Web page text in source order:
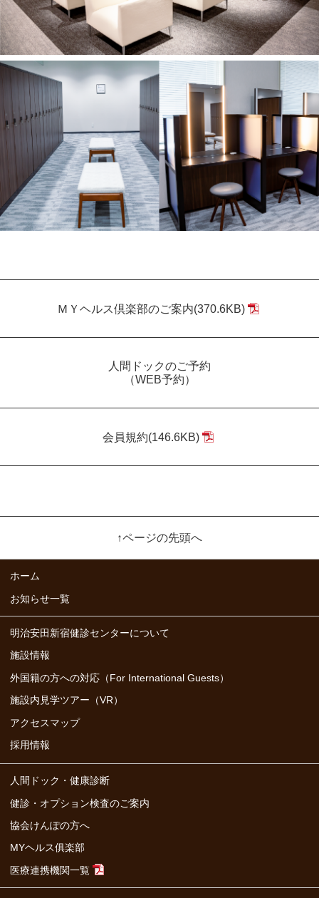
ＭＹヘルス倶楽部のご案内(370.6KB)
人間ドックのご予約
（WEB予約）
会員規約(146.6KB)
↑ページの先頭へ
ホーム
お知らせ一覧
明治安田新宿健診センターについて
施設情報
外国籍の方への対応（For International Guests）
施設内見学ツアー（VR）
アクセスマップ
採用情報
人間ドック・健康診断
健診・オプション検査のご案内
協会けんぽの方へ
MYヘルス俱楽部
医療連携機関一覧